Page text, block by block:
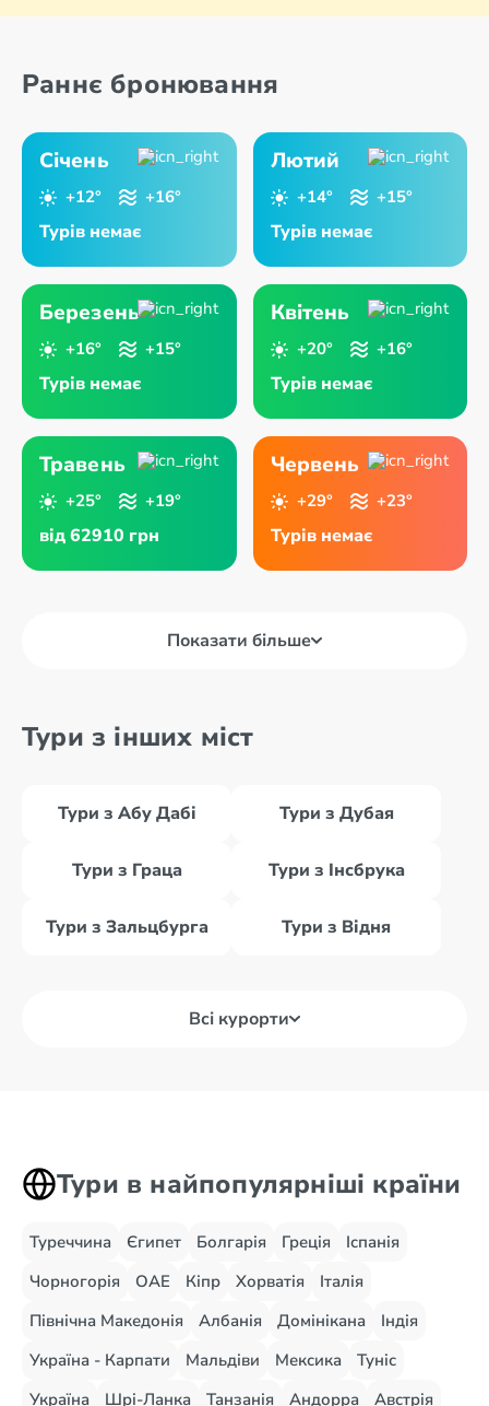
Раннє бронювання
Січень
+12° +16°
Турів немає
Лютий
+14° +15°
Турів немає
Березень
+16° +15°
Турів немає
Квітень
+20° +16°
Турів немає
Травень
+25° +19°
від 62910 грн
Червень
+29° +23°
Турів немає
Показати більше
Тури з інших міст
Тури з Абу Дабі Тури з Дубая
Тури з Граца Тури з Інсбрука
Тури з Зальцбурга Тури з Відня
Всі курорти
Тури в найпопулярніші країни
Туреччина Єгипет Болгарія Греція
Іспанія
Чорногорія
ОАЕ Кіпр Хорватія
Італія
Північна Македонія
Албанія Домінікана
Індія
Україна - Карпати
Мальдіви Мексика
Туніс
Україна
Шрі-Ланка Танзанія Андорра Австрія